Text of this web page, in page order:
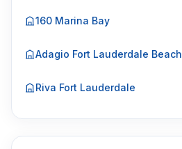
160 Marina Bay
Adagio Fort Lauderdale Beach
Riva Fort Lauderdale